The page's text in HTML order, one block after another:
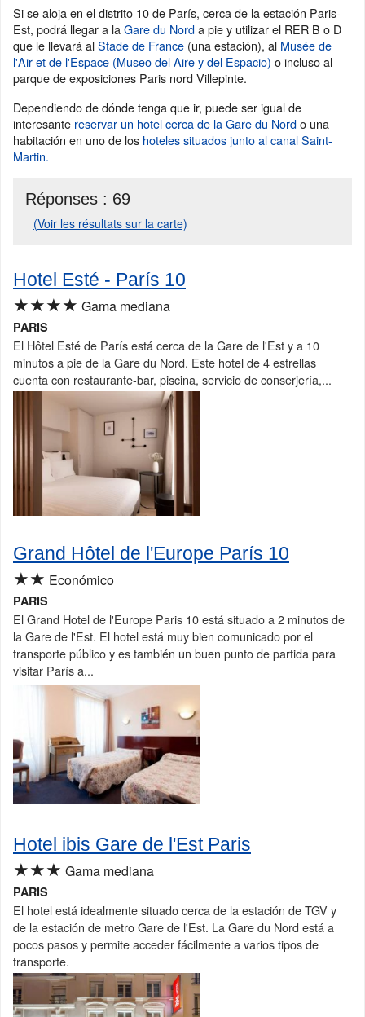
Si se aloja en el distrito 10 de París, cerca de la estación Paris-
Est, podrá llegar a laGare du Norda pie y utilizar el RER B o D
que le llevará alStade de France (una estación), al Musée de
l'Air et de l'Espace (Museo del Aire y del Espacio) o incluso al
parque de exposiciones Paris nord Villepinte.
Dependiendo de dónde tenga que ir, puede ser igual de
interesante reservar un hotel cerca de la Gare du Nordo una
habitación en uno de los hoteles situados junto al canal Saint-
Martin.
Réponses : 69
(Voir les résultats sur la carte)
Hotel Esté - París 10
★★★★ Gama mediana
PARIS
El Hôtel Esté de París está cerca de la Gare de l'Est y a 10
minutos a pie de la Gare du Nord. Este hotel de 4 estrellas
cuenta con restaurante-bar, piscina, servicio de conserjería,...
Grand Hôtel de l'Europe París 10
★★ Económico
PARIS
El Grand Hotel de l'Europe Paris 10 está situado a 2 minutos de
la Gare de l'Est. El hotel está muy bien comunicado por el
transporte público y es también un buen punto de partida para
visitar París a...
Hotel ibis Gare de l'Est Paris
★★★ Gama mediana
PARIS
El hotel está idealmente situado cerca de la estación de TGV y
de la estación de metro Gare de l'Est. La Gare du Nord está a
pocos pasos y permite acceder fácilmente a varios tipos de
transporte.